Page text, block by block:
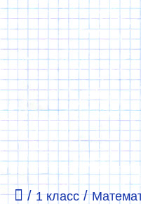
/ 1 класс/